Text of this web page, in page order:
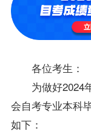
各位考生：
为做好2024
会自考专业本科
如下：